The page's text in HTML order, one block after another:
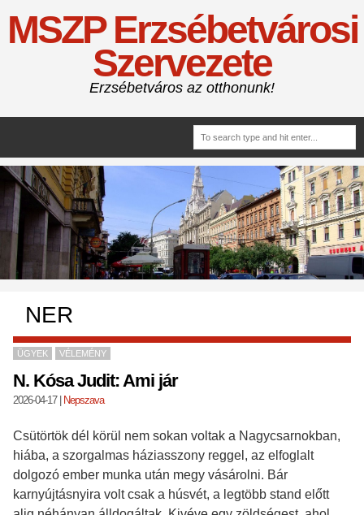
MSZP Erzsébetvárosi
Szervezete
Erzsébetváros az otthonunk!
NER
ÜGYEK VÉLEMÉNY
N. Kósa Judit: Ami jár
2026-04-17| Nepszava
Csütörtök dél körül nem sokan voltak a Nagycsarnokban,
hiába, a szorgalmas háziasszony reggel, az elfoglalt
dolgozó ember munka után megy vásárolni. Bár
karnyújtásnyira volt csak a húsvét, a legtöbb stand előtt